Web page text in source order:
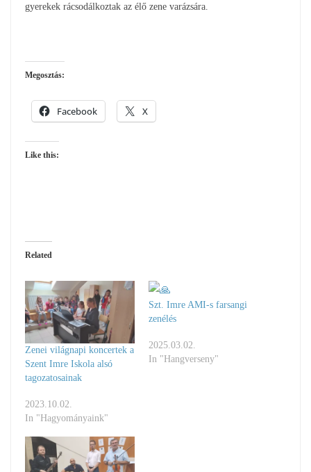
gyerekek rácsodálkoztak az élő zene varázsára.
Megosztás:
Facebook X
Like this:
Related
Zenei világnapi koncertek a
Szent Imre Iskola alsó
tagozatosainak
2023.10.02.
In "Hagyományaink"
Szt. Imre AMI-s farsangi
zenélés
2025.03.02.
In "Hangverseny"